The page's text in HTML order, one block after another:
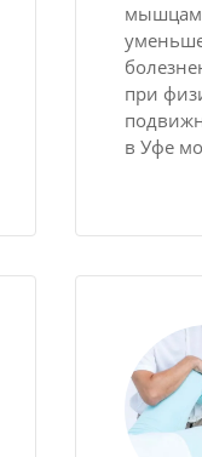
при
в Уфе